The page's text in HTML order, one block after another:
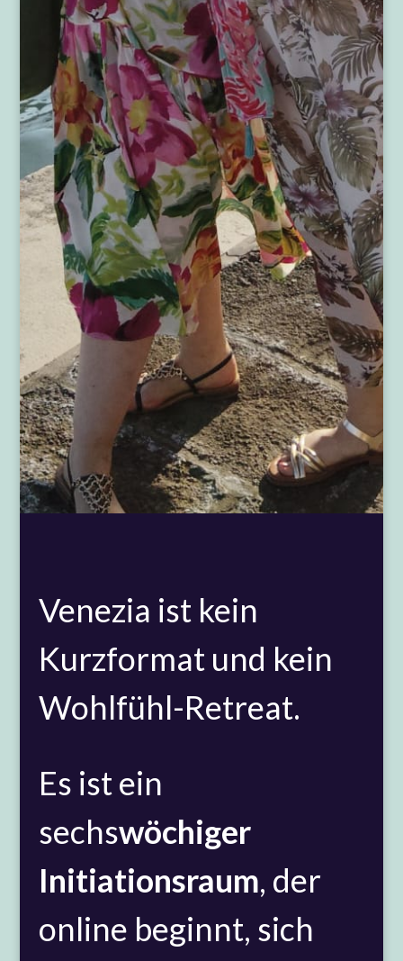
Venezia ist kein
Kurzformat und kein
Wohlfühl-Retreat.
Es ist ein
sechswöchiger
Initiationsraum, der
online beginnt, sich